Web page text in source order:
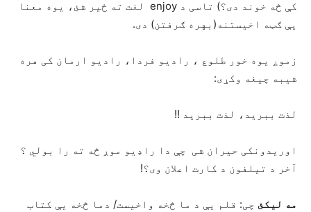
کې څه خوند دی؟) تاسی د enjoy لغت ته ځیر شئ، یوه معنا
یې ګټه اخیستنه(بهره ګرفتن) دی.
زموږ یوه خور طلوع ، رادیو فردا، رادیو ارمان کی هره
شیبه چیغه وکړی:
لذت ببرید، لذت ببرید !!
اوریدونکی حیران شی چې دا راډیو موږ څه ته را بولي ؟
آخر د تیلفون د کارت اعلان وی؟!
مه لیکئ چی: قلم یې د ما څخه واخیست/ دما څخه یې کتاب